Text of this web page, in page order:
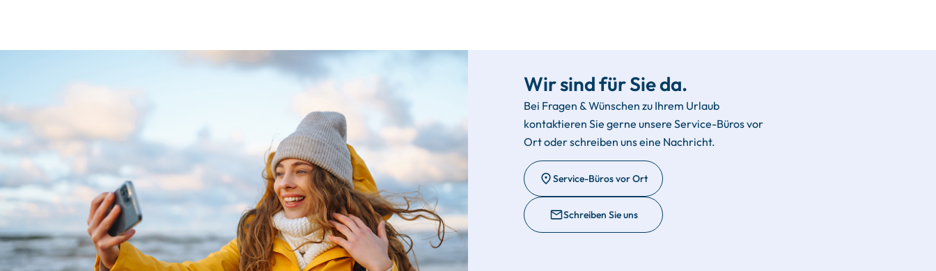
Wir sind für Sie da.
Bei Fragen & Wünschen zu Ihrem Urlaub
kontaktieren Sie gerne unsere Service-Büros vor
Ort oder schreiben uns eine Nachricht.
Service-Büros vor Ort
Schreiben Sie uns